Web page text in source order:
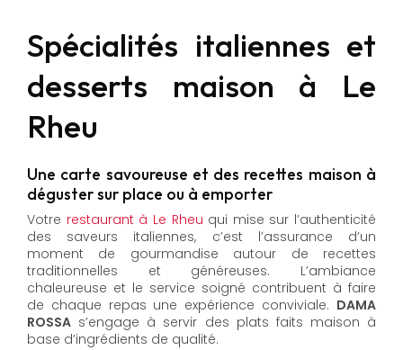
Spécialités italiennes et
desserts maison à Le
Rheu
Une carte savoureuse et des recettes maison à
déguster sur place ou à emporter
Votre restaurant à Le Rheu qui mise sur l’authenticité
des saveurs italiennes, c’est l’assurance d’un
moment de gourmandise autour de recettes
traditionnelles et généreuses. L’ambiance
chaleureuse et le service soigné contribuent à faire
de chaque repas une expérience conviviale. DAMA
ROSSA s’engage à servir des plats faits maison à
base d’ingrédients de qualité.